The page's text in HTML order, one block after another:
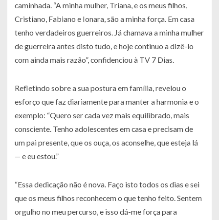
caminhada. “A minha mulher, Triana, e os meus filhos,
Cristiano, Fabiano e Ionara, são a minha força. Em casa
tenho verdadeiros guerreiros. Já chamava a minha mulher
de guerreira antes disto tudo, e hoje continuo a dizê-lo
com ainda mais razão”, confidenciou à TV 7 Dias.
Refletindo sobre a sua postura em família, revelou o
esforço que faz diariamente para manter a harmonia e o
exemplo: “Quero ser cada vez mais equilibrado, mais
consciente. Tenho adolescentes em casa e precisam de
um pai presente, que os ouça, os aconselhe, que esteja lá
— e eu estou.”
“Essa dedicação não é nova. Faço isto todos os dias e sei
que os meus filhos reconhecem o que tenho feito. Sentem
orgulho no meu percurso, e isso dá-me força para